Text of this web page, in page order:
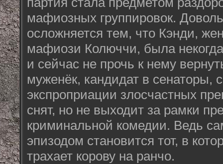
мафиозных группировок.
осложняется тем, что Кэнди,
мафиози Колюччи, была
и сейчас не прочь к нему
муженёк, кандидат в сенаторы,
экспроприации злосчастных
снят, но не выходит за рамки
криминальной комедии. Ведь
эпизодом становится тот, в
трахает корову на ранчо.